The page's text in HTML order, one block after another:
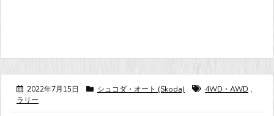
2022年7月15日 シュコダ・オート (Skoda) 4WD・AWD ,
ラリー